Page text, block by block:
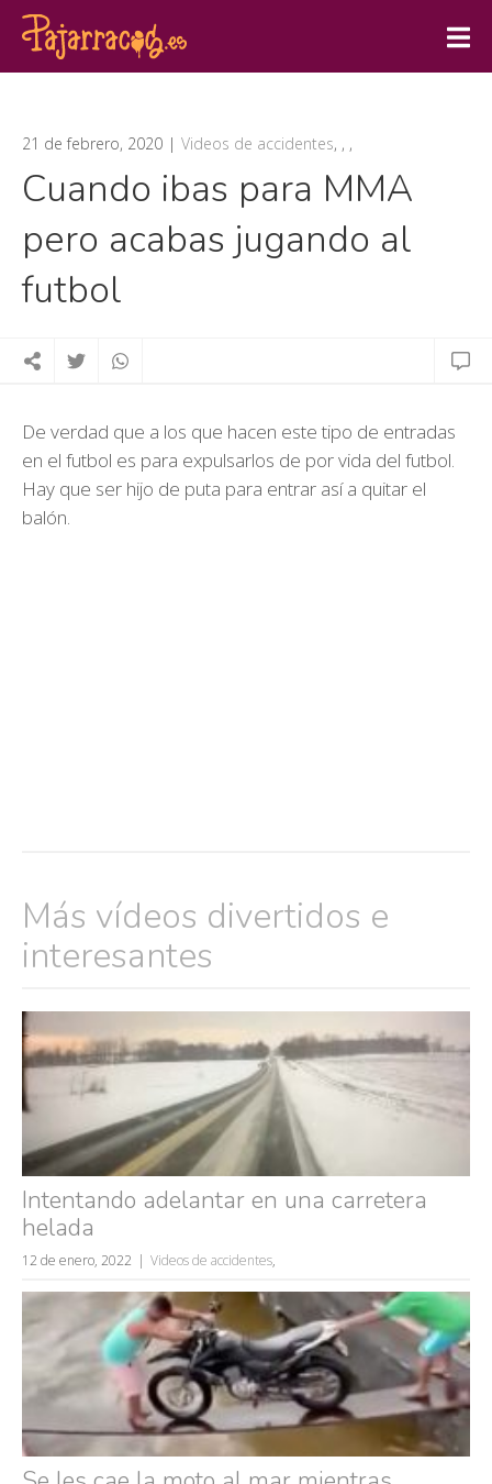
21 de febrero, 2020 Videos de accidentes, , ,
Cuando ibas para MMA
pero acabas jugando al
futbol
De verdad que a los que hacen este tipo de entradas
en el futbol es para expulsarlos de por vida del futbol.
Hay que ser hijo de puta para entrar así a quitar el
balón.
Más vídeos divertidos e
interesantes
Intentando adelantar en una carretera
helada
12 de enero, 2022 Videos de accidentes,